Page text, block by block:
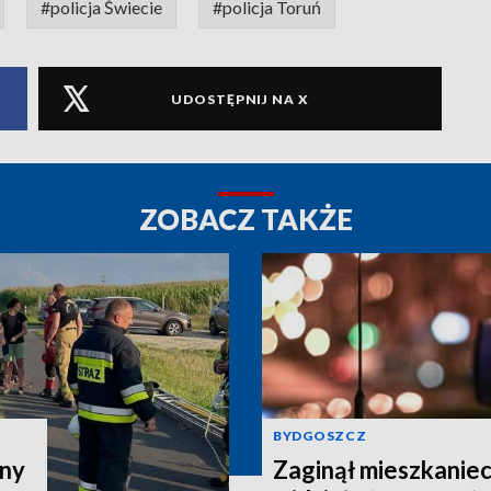
#policja Świecie #policja Toruń
UDOSTĘPNIJ NA X
ZOBACZ TAKŻE
BYDGOSZCZ
Zaginął